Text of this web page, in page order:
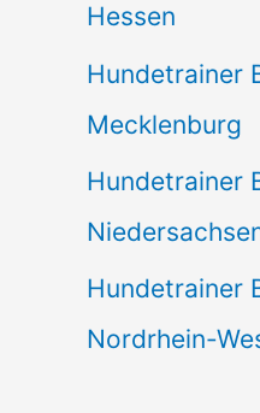
Hessen
Hundetrainer
Mecklenburg
Hundetrainer
Hundetrainer
Nordrhein-